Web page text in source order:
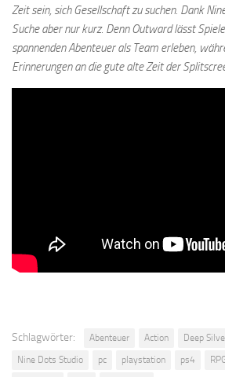
Zeit sein, sich Gesellschaft zu suchen. Dank
Suche aber nur kurz. Denn Outward lässt
spannenden Abenteuer als Team erleben,
Erinnerungen an die gute alte Zeit der
Schlagwörter: Abenteuer Action Deep
Nine Dots Studio
pc playstation ps4